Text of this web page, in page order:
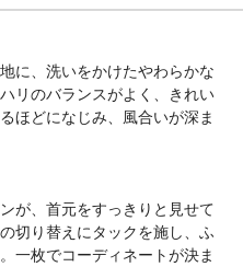
に、洗いをかけたやわらかな
リのバランスがよく、きれい
ほどになじみ、風合いが深ま
が、首元をすっきりと見せて
切り替えにタックを施し、ふ
一枚でコーディネートが決ま